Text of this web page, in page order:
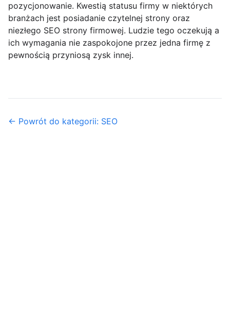
pozycjonowanie. Kwestią statusu firmy w niektórych
branżach jest posiadanie czytelnej strony oraz
niezłego SEO strony firmowej. Ludzie tego oczekują a
ich wymagania nie zaspokojone przez jedna firmę z
pewnością przyniosą zysk innej.
← Powrót do kategorii: SEO